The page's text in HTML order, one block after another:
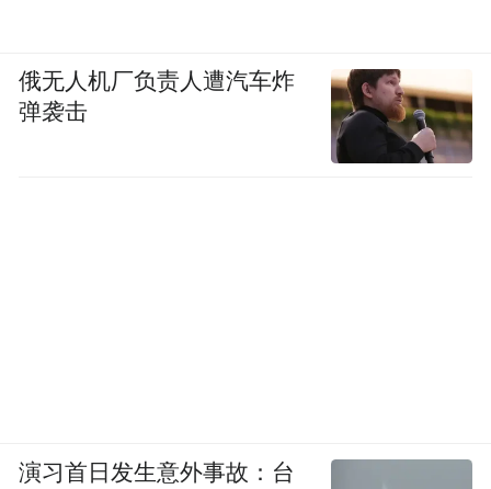
俄无人机厂负责人遭汽车炸
弹袭击
演习首日发生意外事故：台